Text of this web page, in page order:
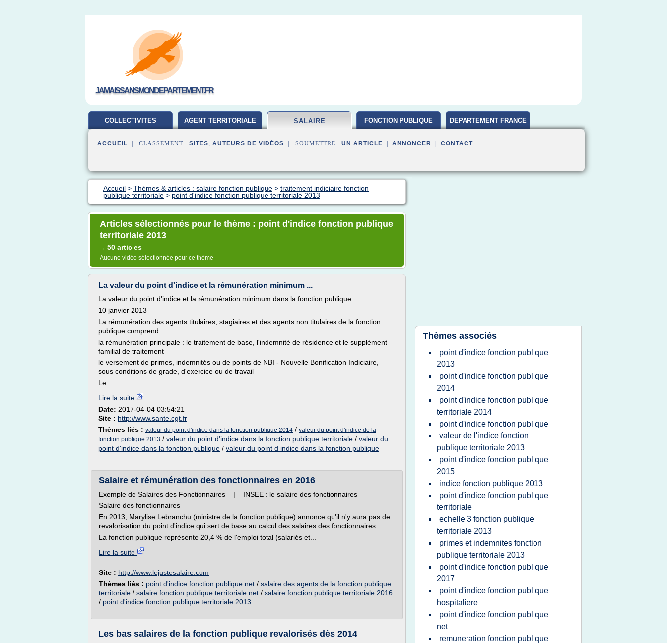
JAMAISSANSMONDEPARTEMENT.FR
COLLECTIVITES AGENT TERRITORIALE SALAIRE FONCTION PUBLIQUE DEPARTEMENT FRANCE
ACCUEIL | CLASSEMENT : SITES, AUTEURS DE VIDÉOS | SOUMETTRE : UN ARTICLE ANNONCER CONTACT
Accueil > Thèmes & articles : salaire fonction publique > traitement indiciaire fonction
publique territoriale > point d'indice fonction publique territoriale 2013
Articles sélectionnés pour le thème : point d'indice fonction publique
territoriale 2013
→ 50 articles
Aucune vidéo sélectionnée pour ce thème
La valeur du point d'indice et la rémunération minimum ...
La valeur du point d'indice et la rémunération minimum dans la fonction publique
10 janvier 2013
La rémunération des agents titulaires, stagiaires et des agents non titulaires de la fonction
publique comprend :
la rémunération principale : le traitement de base, l'indemnité de résidence et le supplément
familial de traitement
le versement de primes, indemnités ou de points de NBI - Nouvelle Bonification Indiciaire,
sous conditions de grade, d'exercice ou de travail
Le...
Lire la suite
Date: 2017-04-04 03:54:21
Site : http://www.sante.cgt.fr
Thèmes liés : valeur du point d'indice dans la fonction publique 2014 / valeur du point d'indice de la
fonction publique 2013 / valeur du point d'indice dans la fonction publique territoriale / valeur du
point d'indice dans la fonction publique / valeur du point d indice dans la fonction publique
Salaire et rémunération des fonctionnaires en 2016
Exemple de Salaires des Fonctionnaires | INSEE : le salaire des fonctionnaires
Salaire des fonctionnaires
En 2013, Marylise Lebranchu (ministre de la fonction publique) annonce qu'il n'y aura pas de
revalorisation du point d'indice qui sert de base au calcul des salaires des fonctionnaires.
La fonction publique représente 20,4 % de l'emploi total (salariés et...
Lire la suite
Site : http://www.lejustesalaire.com
Thèmes liés : point d'indice fonction publique net / salaire des agents de la fonction publique
territoriale / salaire fonction publique territoriale net / salaire fonction publique territoriale 2016
/ point d'indice fonction publique territoriale 2013
Les bas salaires de la fonction publique revalorisés dès 2014
Thèmes associés
point d'indice fonction publique
2013
point d'indice fonction publique
2014
point d'indice fonction publique
territoriale 2014
point d'indice fonction publique
valeur de l'indice fonction
publique territoriale 2013
point d'indice fonction publique
2015
indice fonction publique 2013
point d'indice fonction publique
territoriale
echelle 3 fonction publique
territoriale 2013
primes et indemnites fonction
publique territoriale 2013
point d'indice fonction publique
2017
point d'indice fonction publique
hospitaliere
point d'indice fonction publique
net
remuneration fonction publique